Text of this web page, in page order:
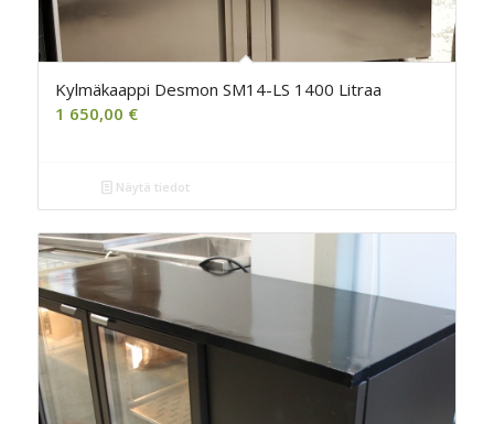
Kylmäkaappi Desmon SM14-LS 1400 Litraa
1 650,00 €
Näytä tiedot